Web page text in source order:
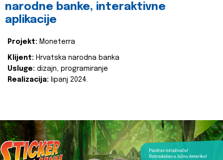
narodne banke, interaktivne
aplikacije
Projekt: Moneterra
Klijent: Hrvatska narodna banka
Usluge: dizajn, programiranje
Realizacija: lipanj 2024.